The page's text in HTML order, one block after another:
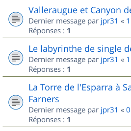
Valleraugue et Canyon
Dernier message par jpr31 «
Réponses : 1
Le labyrinthe de single
Dernier message par jpr31 «
Réponses : 1
La Torre de l'Esparra à
Farners
Dernier message par jpr31 «
Réponses : 1